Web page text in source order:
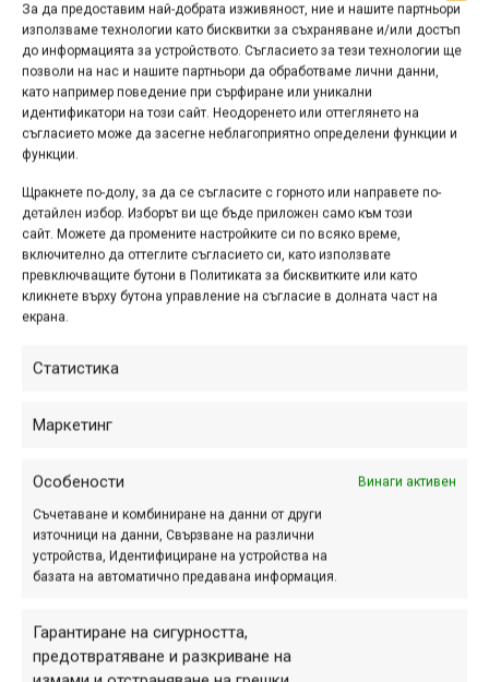
За да предоставим най-добрата изживяност, ние и нашите партньори
използваме технологии като бисквитки за съхраняване и/или достъп
до информацията за устройството. Съгласието за тези технологии ще
позволи на нас и нашите партньори да обработваме лични данни,
като например поведение при сърфиране или уникални
идентификатори на този сайт. Неодоренето или оттеглянето на
съгласието може да засегне неблагоприятно определени функции и
функции.
Щракнете по-долу, за да се съгласите с горното или направете по-
детайлен избор. Изборът ви ще бъде приложен само към този
сайт. Можете да промените настройките си по всяко време,
включително да оттеглите съгласието си, като използвате
превключващите бутони в Политиката за бисквитките или като
кликнете върху бутона управление на съгласие в долната част на
екрана.
Статистика
Маркетинг
Особености Винаги активен
Съчетаване и комбиниране на данни от други
източници на данни, Свързване на различни
устройства, Идентифициране на устройства на
базата на автоматично предавана информация.
Гарантиране на сигурността,
предотвратяване и разкриване на
може дори да настройва този свободен ход, избирайки
6, 9 или 12 градуса. Колкото повече са градусите,
толкова „по-безверижно“ ще е усещането, защото
„ритането на педалите“ (pedal kickback) намалява
значително или дори напълно изчезва (това зависи от
кинематиката и хода на окачването). Когато искате да
„зацепва“ и започва да предава усилието чрез веригата
към задното колело.
Реклама
Преди години този продукт не би бил възможен, защото
свободен ход. В наши дни обаче новите байкове са
често е захванат директно към курбела чрез един или
друг тип интерфейс. Ochain използват именно такъв
захват за своите паяци – те се предлагат в различни
варианти, предназначени за съответните марки курбели
с четири болта по стандарта BCD 104, което означава, че
можете да избирате между голям асортимент от венци,